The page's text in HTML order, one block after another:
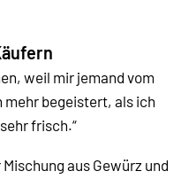
weil mir jemand vom
mehr begeistert, als ich
frisch.“
aus Gewürz und